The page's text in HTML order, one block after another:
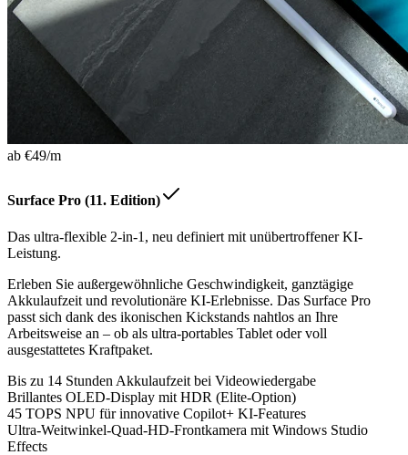
ab €49/m
Surface Pro (11. Edition)
Das ultra-flexible 2-in-1, neu definiert mit unübertroffener KI-
Leistung.
Erleben Sie außergewöhnliche Geschwindigkeit, ganztägige
Akkulaufzeit und revolutionäre KI-Erlebnisse. Das Surface Pro
passt sich dank des ikonischen Kickstands nahtlos an Ihre
Arbeitsweise an – ob als ultra-portables Tablet oder voll
ausgestattetes Kraftpaket.
Bis zu 14 Stunden Akkulaufzeit bei Videowiedergabe
Brillantes OLED-Display mit HDR (Elite-Option)
45 TOPS NPU für innovative Copilot+ KI-Features
Ultra-Weitwinkel-Quad-HD-Frontkamera mit Windows Studio
Effects